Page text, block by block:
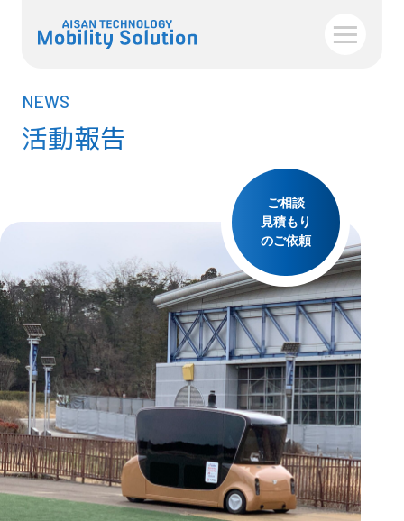
NEWS
活動報告
ご相談
見積もり
のご依頼